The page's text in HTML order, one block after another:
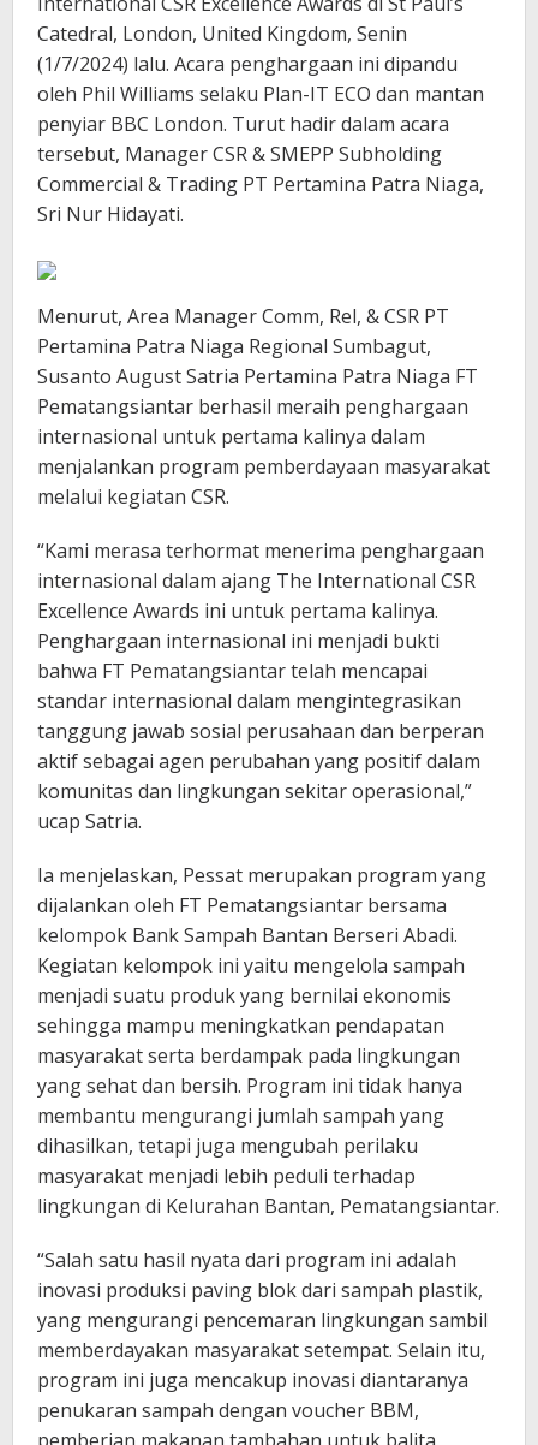
Catedral, London, United Kingdom, Senin
(1/7/2024) lalu. Acara penghargaan ini dipandu
oleh Phil Williams selaku Plan-IT ECO dan mantan
penyiar BBC London. Turut hadir dalam acara
tersebut, Manager CSR & SMEPP Subholding
Commercial & Trading PT Pertamina Patra Niaga,
Sri Nur Hidayati.
Menurut, Area Manager Comm, Rel, & CSR PT
Pertamina Patra Niaga Regional Sumbagut,
Susanto August Satria Pertamina Patra Niaga FT
Pematangsiantar berhasil meraih penghargaan
internasional untuk pertama kalinya dalam
menjalankan program pemberdayaan masyarakat
melalui kegiatan CSR.
“Kami merasa terhormat menerima penghargaan
internasional dalam ajang The International CSR
Excellence Awards ini untuk pertama kalinya.
Penghargaan internasional ini menjadi bukti
bahwa FT Pematangsiantar telah mencapai
standar internasional dalam mengintegrasikan
tanggung jawab sosial perusahaan dan berperan
aktif sebagai agen perubahan yang positif dalam
komunitas dan lingkungan sekitar operasional,”
ucap Satria.
Ia menjelaskan, Pessat merupakan program yang
dijalankan oleh FT Pematangsiantar bersama
kelompok Bank Sampah Bantan Berseri Abadi.
Kegiatan kelompok ini yaitu mengelola sampah
menjadi suatu produk yang bernilai ekonomis
sehingga mampu meningkatkan pendapatan
masyarakat serta berdampak pada lingkungan
yang sehat dan bersih. Program ini tidak hanya
membantu mengurangi jumlah sampah yang
dihasilkan, tetapi juga mengubah perilaku
masyarakat menjadi lebih peduli terhadap
lingkungan di Kelurahan Bantan, Pematangsiantar.
“Salah satu hasil nyata dari program ini adalah
inovasi produksi paving blok dari sampah plastik,
yang mengurangi pencemaran lingkungan sambil
memberdayakan masyarakat setempat. Selain itu,
program ini juga mencakup inovasi diantaranya
penukaran sampah dengan voucher BBM,